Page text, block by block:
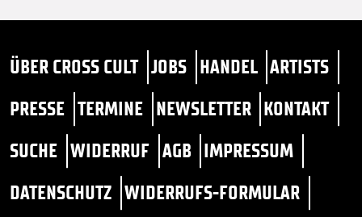
ÜBER CROSS CULT JOBS HANDEL ARTISTS
PRESSE TERMINE NEWSLETTER KONTAKT
SUCHE WIDERRUF AGB IMPRESSUM
DATENSCHUTZ WIDERRUFS-FORMULAR